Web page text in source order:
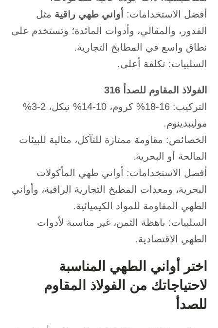
أفضل الاستخدامات:
أواني طهي راقية مثل
القدور، والمقالي، وأدوات المائدة؛ وتستخدم على
نطاق واسع في المطابخ التجارية.
السلبيات: تكلفة أعلى.
الفولاذ المقاوم للصدأ 316
التركيب: 16-18% كروم، 10-14% نيكل، 2-3%
موليبدينوم.
الخصائص: مقاومة ممتازة للتآكل، مثالية للبيئات
المالحة أو البحرية.
أفضل الاستخدامات: أواني طهي المأكولات
البحرية، ومعدات المطبخ التجارية الراقية، وأواني
الطهي المقاومة للمواد الكيميائية.
السلبيات: باهظة الثمن، غير مناسبة لأدوات
الطهي الاقتصادية.
اختر أواني الطهي المناسبة
لاحتياجاتك من الفولاذ المقاوم
للصدأ